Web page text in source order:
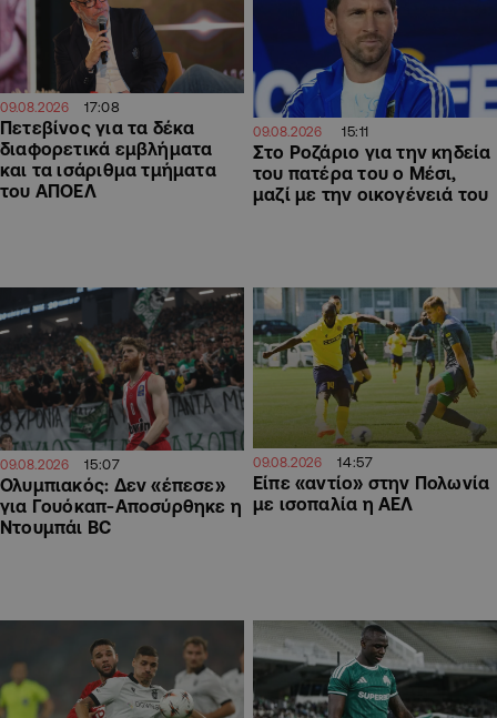
09.08.2026 17:08
Πετεβίνος για τα δέκα
διαφορετικά εμβλήματα
και τα ισάριθμα τμήματα
του ΑΠΟΕΛ
09.08.2026 15:11
Στο Ροζάριο για την κηδεία
του πατέρα του ο Μέσι,
μαζί με την οικογένειά του
09.08.2026 15:07
Ολυμπιακός: Δεν «έπεσε»
για Γουόκαπ-Αποσύρθηκε η
Ντουμπάι BC
09.08.2026 14:57
Είπε «αντίο» στην Πολωνία
με ισοπαλία η ΑΕΛ